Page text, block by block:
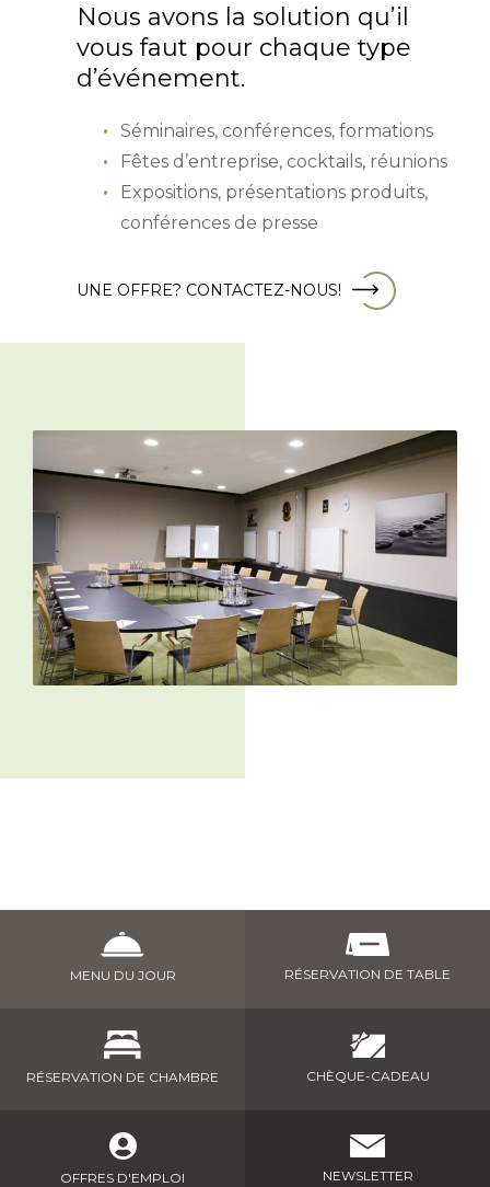
Nous avons la solution qu’il
vous faut pour chaque type
d’événement.
Séminaires, conférences, formations
Fêtes d’entreprise, cocktails, réunions
Expositions, présentations produits,
conférences de presse
UNE OFFRE? CONTACTEZ-NOUS!
MENU DU JOUR RÉSERVATION DE TABLE
RÉSERVATION DE CHAMBRE CHÈQUE-CADEAU
OFFRES D'EMPLOI NEWSLETTER